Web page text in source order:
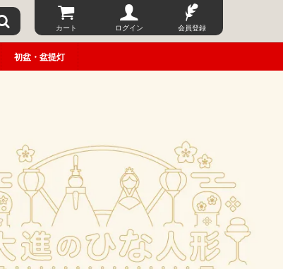
カート ログイン 会員登録
初盆・盆提灯